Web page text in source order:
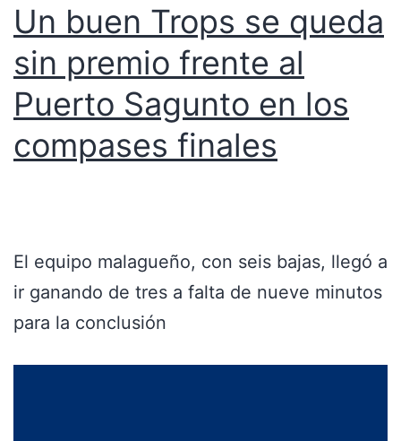
Un buen Trops se queda
sin premio frente al
Puerto Sagunto en los
compases finales
El equipo malagueño, con seis bajas, llegó a
ir ganando de tres a falta de nueve minutos
para la conclusión